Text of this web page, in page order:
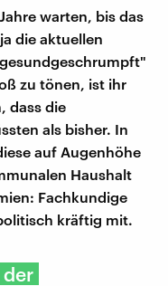
warten, bis das
die aktuellen
zu tönen, ist ihr
dass die
als bisher. In
auf Augenhöhe
Haushalt
Fachkundige
kräftig mit.